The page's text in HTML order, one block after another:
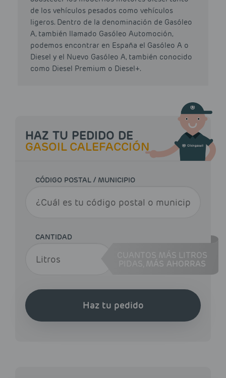
de los vehículos pesados como vehículos
ligeros. Dentro de la denominación de Gasóleo
A, también llamado Gasóleo Automoción,
podemos encontrar en España el Gasóleo A o
Diesel y el Nuevo Gasóleo A, también conocido
como Diesel Premium o Diesel+.
HAZ TU PEDIDO DE
GASOIL CALEFACCIÓN
CÓDIGO POSTAL / MUNICIPIO
CANTIDAD
CUANTOS MÁS LITROS
MÁS AHORRAS
Haz tu pedido